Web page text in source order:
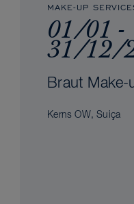
MAKE-UP
01/01 -
31/12/
Braut Make-
Kerns OW, Suiça